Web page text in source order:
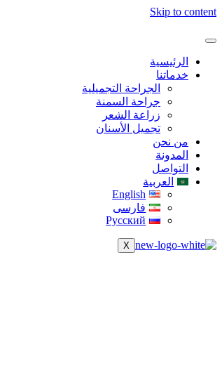
Skip to content
الرئيسية
خدماتنا
الجراحة التجميلية
جراحة السمنة
زراعة الشعر
تجميل الأسنان
من نحن
المدونة
التواصل
العربية
English
فارسی
Русский
X